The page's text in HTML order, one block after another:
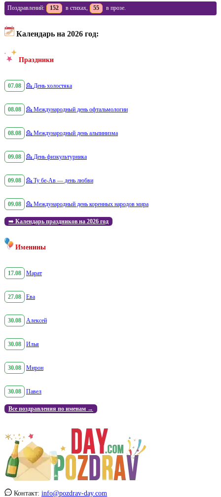
Поздравлений: 152 в стихах, 55 в прозе.
Календарь на 2026 год:
Праздники
07.08 💁 День холостяка
08.08 💁 Международный день офтальмологии
08.08 💁 Международный день альпинизма
09.08 💁 День физкультурника
09.08 💁 Ту бе-Ав — день любви
09.08 💁 Международный день коренных народов мира
➡️ Календарь праздников на 2026 год
Именины
17.08 Марат
27.08 Ева
30.08 Алексей
30.08 Илья
30.08 Мирон
30.08 Павел
Все поздравления по именам →
Контакт: info@pozdrav-day.com